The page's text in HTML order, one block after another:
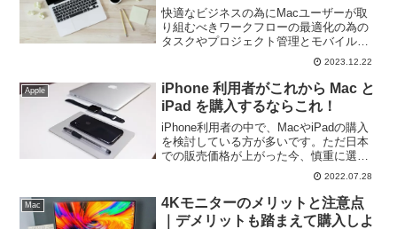
快適なビジネスの為にMacユーザーが取
り組むべきワークフローの最適化の為の
タスクやプロジェクト管理とモバイル連
携について解説。仕事の効率を向上さ
せ、日々の業務をより快適にこなすため
のヒントやテクニックを探求していきま
しょう。
2023.12.22
Apple
iPhone 利用者がこれから Mac と
iPad を購入するならこれ！
iPhone利用者の中で、MacやiPadの購入
を検討している方が多いです。ただ日本
での販売価格が上がった今、慎重に選ば
ないと高額な出費になってしまいます。
iPhone利用者の方が初めてMacとiPadを
購入する際にどの機種が良いのか！？
2022.07.28
Mac
4Kモニターのメリットと注意点
｜デメリットも踏まえて購入しよ